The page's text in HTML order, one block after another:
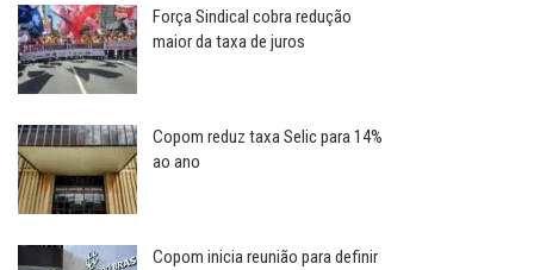
Força Sindical cobra redução
maior da taxa de juros
Copom reduz taxa Selic para 14%
ao ano
Copom inicia reunião para definir